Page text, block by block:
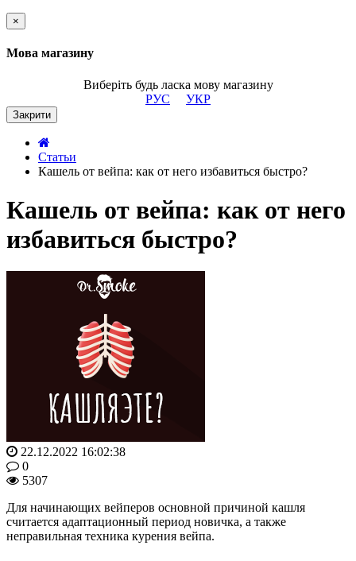
×
Мова магазину
Виберіть будь ласка мову магазину
РУС
УКР
Закрити
Статьи
Кашель от вейпа: как от него избавиться быстро?
Кашель от вейпа: как от него
избавиться быстро?
22.12.2022 16:02:38
0
5307
Для начинающих вейперов основной причиной кашля
считается адаптационный период новичка, а также
неправильная техника курения вейпа.